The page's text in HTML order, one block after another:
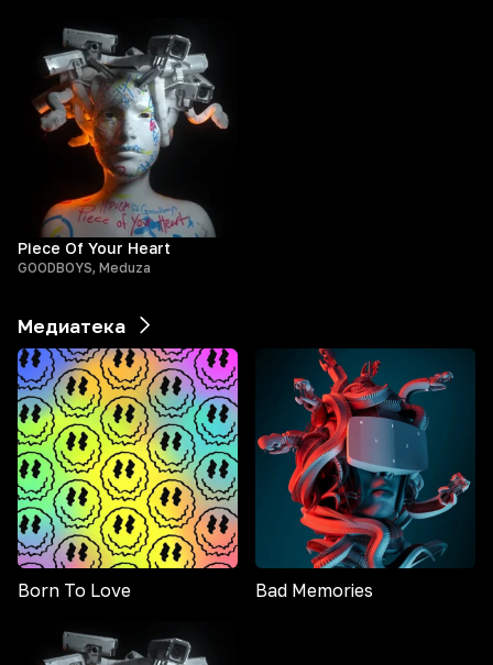
Piece Of Your Heart
GOODBOYS, Meduza
Медиатека
Born To Love Bad Memories